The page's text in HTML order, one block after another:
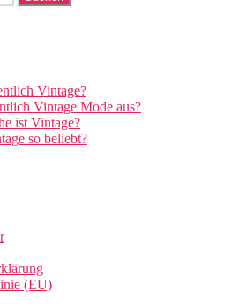
Vintage?
Vintage Mode aus?
ist Vintage?
so beliebt?
(EU)